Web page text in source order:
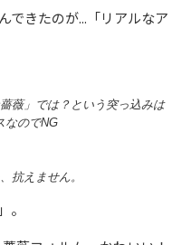
できたのが...「リアルなア
薇」では？という突っ込みは
なのでNG
抗えません。
。